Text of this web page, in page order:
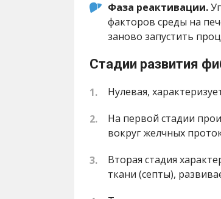
Фаза реактивации.
факторов среды на
заново запустить
Стадии развития
Нулевая,
На первой стадии
вокруг желчных
Вторая стадия
ткани (септы),